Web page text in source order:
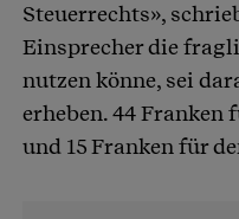
Steuerrechts»,
Einsprecher die
nutzen könne, sei
erheben. 44 Franken
und 15 Franken für